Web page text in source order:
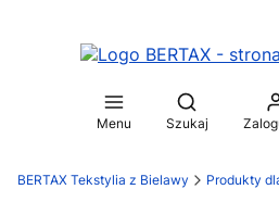
Menu
Otwórz
Szukaj
BERTAX Tekstylia z Bielawy Produkty